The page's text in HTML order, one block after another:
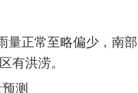
量正常至略偏少，南部
有洪涝。
测